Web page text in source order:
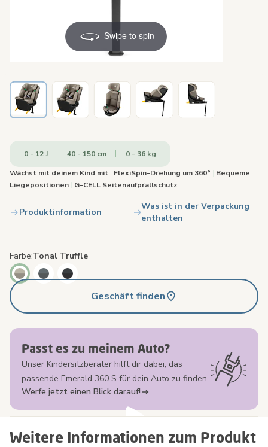
Swipe to spin
0 - 12 J 40 - 150 cm
0 - 36 kg
Wächst mit deinem Kind mit
FlexiSpin-Drehung um 360°
Bequeme
Liegepositionen
G-CELL Seitenaufprallschutz
Produktinformation
Was ist in der Verpackung
enthalten
Farbe Tonal Truffle
Geschäft finden
Passt es zu meinem Auto?
Unser Kindersitzberater hilft dir dabei, das
passende Emerald 360 S für dein Auto zu finden.
Werfe jetzt einen Blick darauf!
Weitere Informationen zum Produkt